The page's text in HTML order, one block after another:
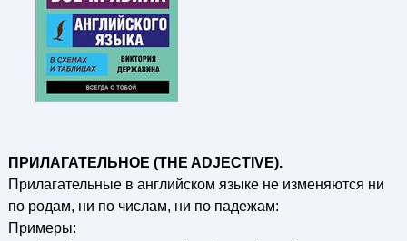
ПРИЛАГАТЕЛЬНОЕ (THE ADJECTIVE).
Прилагательные в английском языке не изменяются ни
по родам, ни по числам, ни по падежам:
Примеры: